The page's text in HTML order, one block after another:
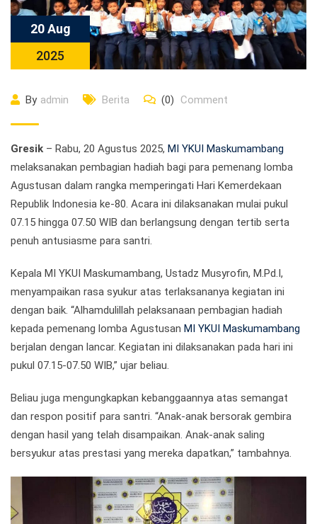
20 Aug
2025
By admin Berita (0) Comment
Gresik – Rabu, 20 Agustus 2025, MI YKUI Maskumambang
melaksanakan pembagian hadiah bagi para pemenang lomba
Agustusan dalam rangka memperingati Hari Kemerdekaan
Republik Indonesia ke-80. Acara ini dilaksanakan mulai pukul
07.15 hingga 07.50 WIB dan berlangsung dengan tertib serta
penuh antusiasme para santri.
Kepala MI YKUI Maskumambang, Ustadz Musyrofin, M.Pd.I,
menyampaikan rasa syukur atas terlaksananya kegiatan ini
dengan baik. “Alhamdulillah pelaksanaan pembagian hadiah
kepada pemenang lomba Agustusan MI YKUI Maskumambang
berjalan dengan lancar. Kegiatan ini dilaksanakan pada hari ini
pukul 07.15-07.50 WIB,” ujar beliau.
Beliau juga mengungkapkan kebanggaannya atas semangat
dan respon positif para santri. “Anak-anak bersorak gembira
dengan hasil yang telah disampaikan. Anak-anak saling
bersyukur atas prestasi yang mereka dapatkan,” tambahnya.